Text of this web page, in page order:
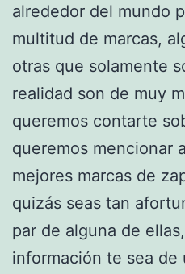
alrededor del mundo
multitud de marcas,
otras que solamente
realidad son de muy
queremos contarte
queremos mencionar
mejores marcas de
quizás seas tan
par de alguna de
información te sea de